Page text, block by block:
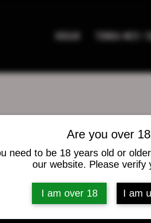
Are you over
need to be 18 years old or
our website. Please verify
I am over 18 I am
HOGAR TIENDA MC9 /
del foro